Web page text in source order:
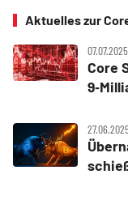
Aktuelles zur
Core